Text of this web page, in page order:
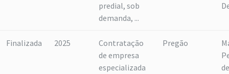
predial, sob
demanda, ...
Finalizada 2025
Contratação
de empresa
especializada
Pregão
de